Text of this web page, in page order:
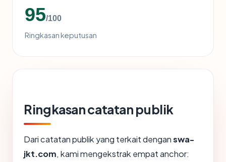
95/100
Ringkasan keputusan
Ringkasan catatan publik
Dari catatan publik yang terkait denganswa-
jkt.com, kami mengekstrak empat anchor: